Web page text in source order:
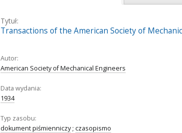
Tytuł:
Transactions of the American Society of
Autor:
American Society of Mechanical Engineers
Data wydania:
1934
Typ zasobu:
dokument piśmienniczy; czasopismo